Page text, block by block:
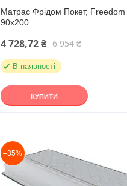
Матрас Фрідом Покет,
90х200
4 728,72 ₴ 6 954 ₴
В наявності
КУПИТИ
–35%